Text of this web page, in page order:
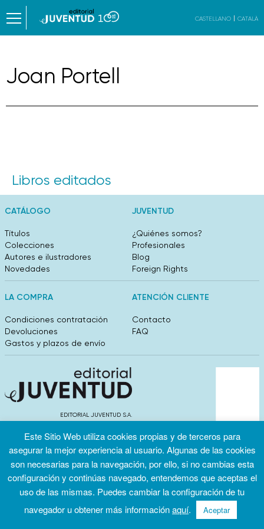
CASTELLANO CATALÀ
Joan Portell
Libros editados
CATÁLOGO
Títulos
Colecciones
Autores e ilustradores
Novedades
JUVENTUD
¿Quiénes somos?
Profesionales
Blog
Foreign Rights
LA COMPRA
Condiciones contratación
Devoluciones
Gastos y plazos de envío
ATENCIÓN CLIENTE
Contacto
FAQ
EDITORIAL JUVENTUD S.A.
info@editorialjuventud.es
Condiciones
Política de
privacidad
Política de
Este Sitio Web utiliza cookies propias y de terceros para
asegurar la mejor experiencia al usuario. Algunas de las cookies
son necesarias para la navegación, por ello, si no cambias esta
configuración y continúas navegado, entendemos que aceptas el
uso de las mismas. Puedes cambiar la configuración de tu
navegador u obtener más informaciónaquí. Aceptar